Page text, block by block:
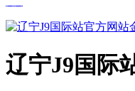
辽宁J9国际